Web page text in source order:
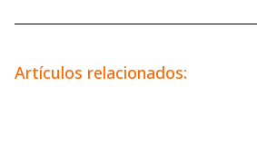
Artículos relacionados: